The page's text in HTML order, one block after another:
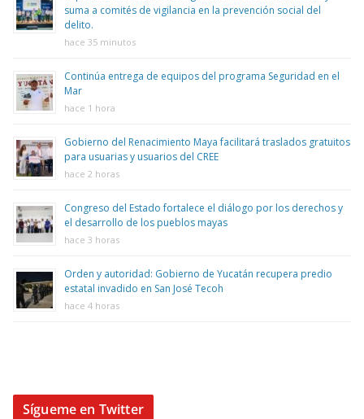
suma a comités de vigilancia en la prevención social del
delito.
hace 35 minutos
Continúa entrega de equipos del programa Seguridad en el
Mar
hace 1 hora
Gobierno del Renacimiento Maya facilitará traslados gratuitos
para usuarias y usuarios del CREE
hace 2 horas
Congreso del Estado fortalece el diálogo por los derechos y
el desarrollo de los pueblos mayas
hace 3 horas
Orden y autoridad: Gobierno de Yucatán recupera predio
estatal invadido en San José Tecoh
hace 4 horas
Sígueme en Twitter